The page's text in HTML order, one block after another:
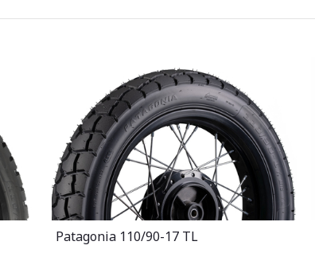
Patagonia 110/90-17 TL